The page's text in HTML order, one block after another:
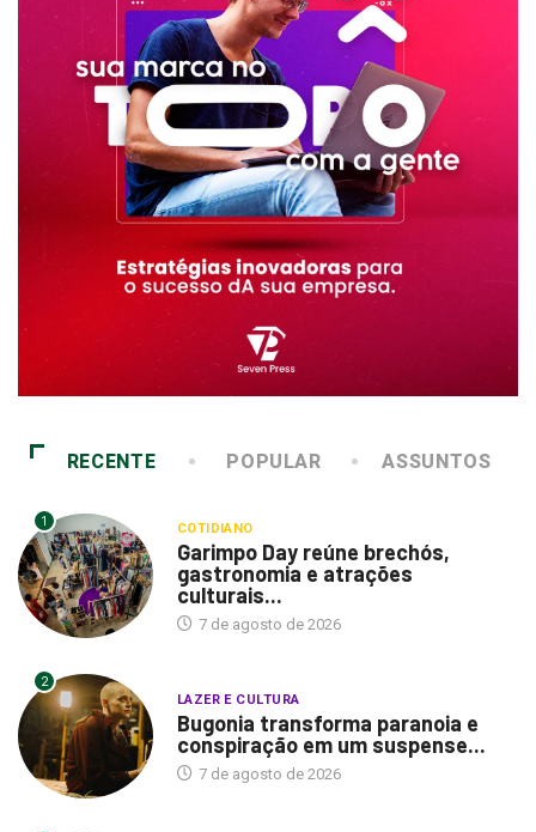
RECENTE POPULAR ASSUNTOS
1 COTIDIANO
Garimpo Day reúne brechós,
gastronomia e atrações
culturais...
7 de agosto de 2026
2
LAZER E CULTURA
Bugonia transforma paranoia e
conspiração em um suspense...
7 de agosto de 2026